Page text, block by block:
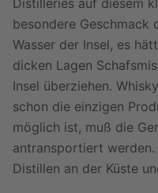
Distilleries auf diesem
besondere Geschmack
Wasser der Insel, es
dicken Lagen
Insel überziehen.
schon die einzigen
möglich ist, muß die
antransportiert
Distillen an der Küste